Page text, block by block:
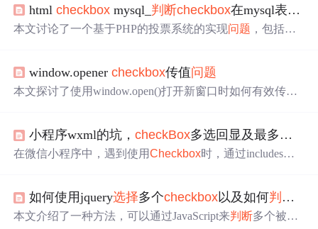
htmlcheckbox mysql_ 判断checkbox在mysql表保存数据（高分）
本文讨论了一个基于PHP的投票系统的实现问题 ，包括如
window.openercheckbox传值问题
本文探讨了使用window.open()打开新窗口时如何有效传递
小程序wxml的坑，checkBox多选回显及最多只能
在微信小程序中，遇到使用Checkbox时，通过includes判
改变时动态调整该属性，以实现多选和限制选择数量功
能。
如何使用jquery选择多个checkbox以及如何判断
本文介绍了一种方法，可以通过JavaScript来判断多个被选